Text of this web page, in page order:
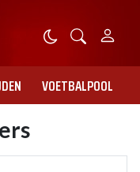
VOETBALPOOL